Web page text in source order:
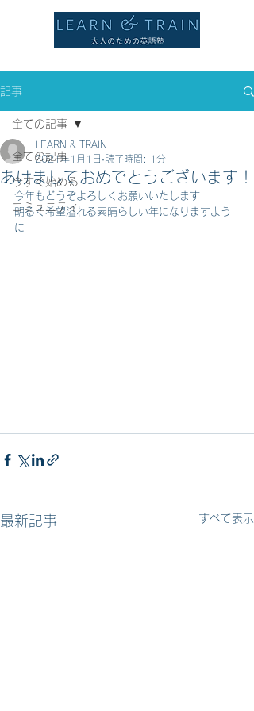
記事
全ての記事
今すぐ始める
コミュニティ
全ての記事
あけましておめでとうございます！
LEARN & TRAIN
2021年1月1日 読了時間: 1分
今年もどうぞよろしくお願いいたします
明るく希望溢れる素晴らしい年になりますよう
に
最新記事 すべて表示